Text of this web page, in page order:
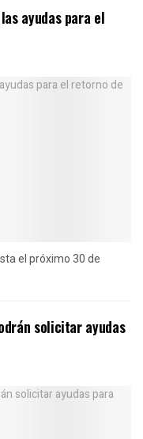
ayudas para el
el próximo 30 de
solicitar ayudas